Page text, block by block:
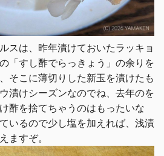
スは、昨年漬けておいたラッキョ
「すし酢でらっきょう」の余りを
そこに薄切りした新玉を漬けたも
漬けシーズンなのでね、去年のを
酢を捨てちゃうのはもったいな
いるので少し塩を加えれば、浅漬
ますぞ。